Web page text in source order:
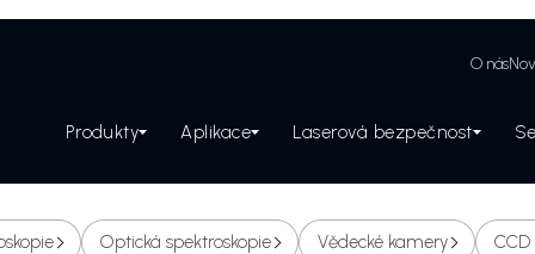
O nás
Produkty Aplikace Laserová bezpečnost
Optická spektroskopie Vědecké kamery